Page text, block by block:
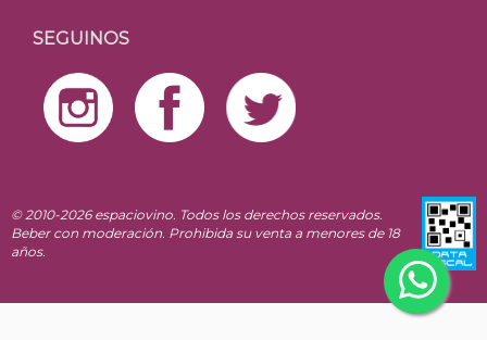
SEGUINOS
© 2010-2026 espaciovino. Todos los derechos reservados.
Beber con moderación. Prohibida su venta a menores de 18
años.